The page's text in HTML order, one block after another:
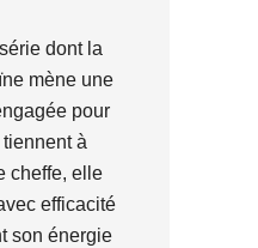
dont la
mène une
pour
à
cheffe, elle
efficacité
son énergie